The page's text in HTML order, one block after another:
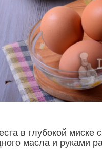
в глубокой миске
масла и руками